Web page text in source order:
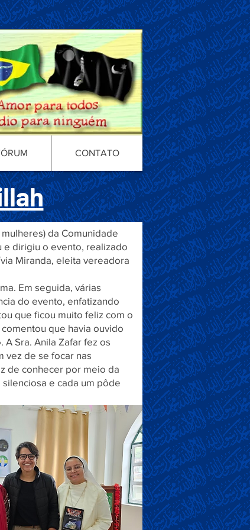
CONTATO
da Comunidade
e dirigiu o evento, realizado
Miranda, eleita vereadora
Em seguida, várias
do evento, enfatizando
que ficou muito feliz com o
que havia ouvido
Sra. Anila Zafar fez os
vez de se focar nas
de conhecer por meio da
e cada um pôde